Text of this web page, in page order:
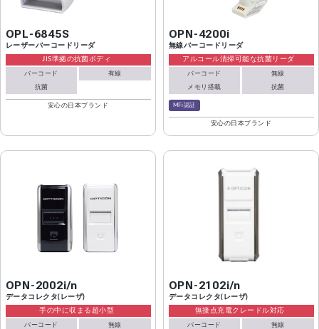
OPL-6845S
レーザーバーコードリーダ
JIS準拠の抗菌ボディ
バーコード 有線
抗菌
安心の日本ブランド
OPN-4200i
無線バーコードリーダ
アルコール清掃可能な抗菌リーダ
バーコード 無線
メモリ搭載 抗菌
MFi認証
安心の日本ブランド
OPN-2002i/n
データコレクタ(レーザ)
手の中に収まる超小型
バーコード 無線
OPN-2102i/n
データコレクタ(レーザ)
無接点充電クレードル対応
バーコード 無線